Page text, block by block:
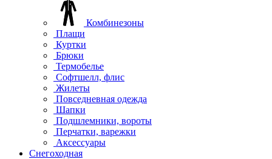
Комбинезоны
Плащи
Куртки
Брюки
Термобелье
Софтшелл, флис
Жилеты
Повседневная одежда
Шапки
Подшлемники, вороты
Перчатки, варежки
Аксессуары
Снегоходная